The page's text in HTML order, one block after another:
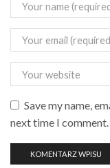
Save my name,
next time I comment.